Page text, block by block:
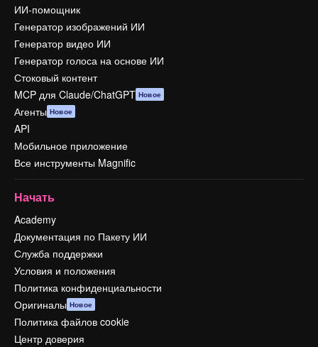
ИИ-помощник
Генератор изображений ИИ
Генератор видео ИИ
Генератор голоса на основе ИИ
Стоковый контент
MCP для Claude/ChatGPT Новое
Агенты Новое
API
Мобильное приложение
Все инструменты Magnific
Начать
Academy
Документация по Пакету ИИ
Служба поддержки
Условия и положения
Политика конфиденциальности
Оригиналы Новое
Политика файлов cookie
Центр доверия